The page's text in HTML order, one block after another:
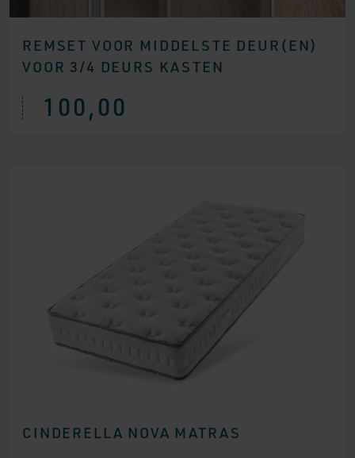
REMSET VOOR MIDDELSTE DEUR(EN)
VOOR 3/4 DEURS KASTEN
100,00
CINDERELLA NOVA MATRAS